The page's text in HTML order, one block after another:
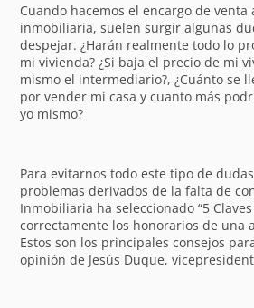
Cuando hacemos el encargo de venta
inmobiliaria, suelen surgir algunas
despejar. ¿Harán realmente todo lo
mi vivienda? ¿Si baja el precio de mi
mismo el intermediario?, ¿Cuánto se
por vender mi casa y cuanto más
yo mismo?
Para evitarnos todo este tipo de
problemas derivados de la falta de
Inmobiliaria ha seleccionado “5
correctamente los honorarios de una
Estos son los principales consejos
opinión de Jesús Duque,